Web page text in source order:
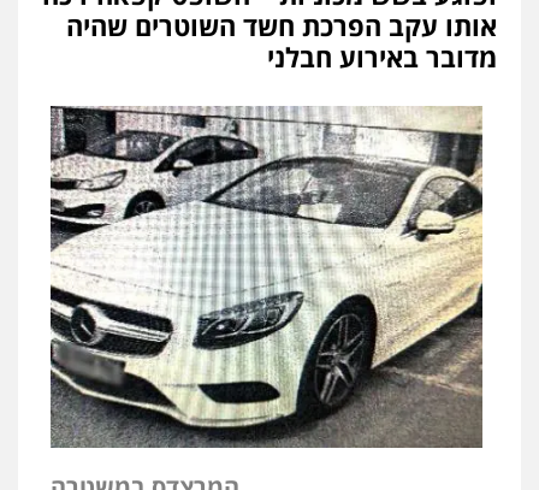
אותו עקב הפרכת חשד השוטרים שהיה
מדובר באירוע חבלני